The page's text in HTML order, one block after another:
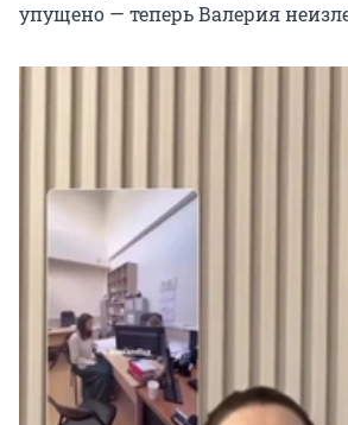
упущено — теперь Валерия